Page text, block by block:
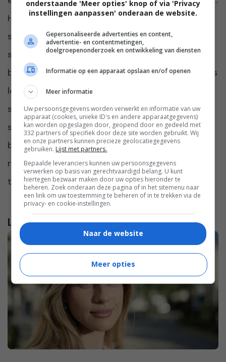
Heeft twintig jaar voor kranten gewerkt en
schrijft blogs voor Damespraatjes. Ze woont
samen met Robert Brekelmans en hun twee
boenders Bob en Tom in ’t Gooi. Naast schrijven is
lezen een grote hobby. De andere passie is
sporten; heel wat uurtjes brengt zij door in de
sportschool om een spinning-, pump-, of
bodybalanceles te volgen. Sinds kort is ze
regelmatig op het voetbalveld te vinden om het
team van haar oudste te coachen.
Lees verder...
onderstaande 'Meer opties' knop of via 'Privacy
instellingen aanpassen' onderaan de website.
Gepersonaliseerde advertenties en content,
advertentie- en contentmetingen,
doelgroepenonderzoek en ontwikkeling van diensten
Informatie op een apparaat opslaan en/of openen
Meer informatie
Uw persoonsgegevens worden verwerkt en informatie van uw
apparaat (cookies, unieke ID's en andere apparaatgegevens)
kan worden opgeslagen door, geopend door en gedeeld met
332 partners of specifiek door deze site worden gebruikt. Wij
en onze partners kunnen precieze geolocatiegegevens
gebruiken. Lijst met partners.
Bepaalde leveranciers kunnen uw persoonsgegevens
verwerken op basis van gerechtvaardigd belang. U kunt
hiertegen bezwaar maken door uw opties hieronder te
beheren. Zoek onderaan deze pagina of in het sitemenu naar
een link om uw toestemming te beheren of in te trekken via de
privacy- en cookie-instellingen.
Naar de website
Meer opties